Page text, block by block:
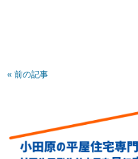
« 前の記事